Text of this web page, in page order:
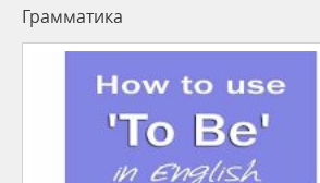
Грамматика